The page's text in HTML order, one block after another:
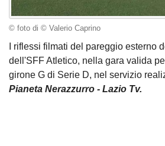
© foto di © Valerio Caprino
I riflessi filmati del pareggio esterno
dell'SFF Atletico, nella gara valida
girone G di Serie D, nel servizio
Pianeta Nerazzurro - Lazio Tv.